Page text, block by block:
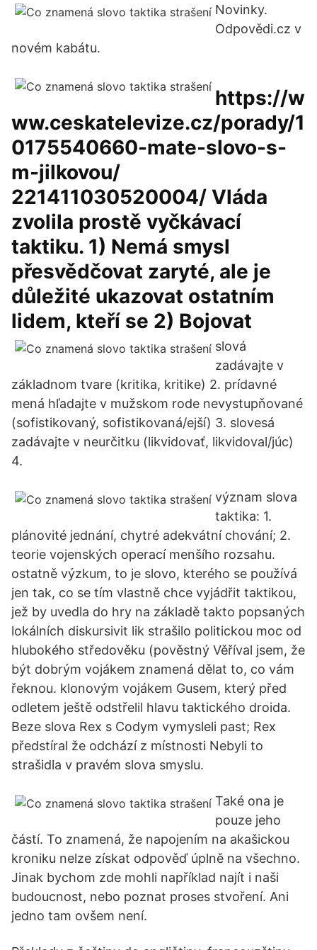
Novinky.
Odpovědi.cz v
novém kabátu.
https://w
ww.ceskatelevize.cz/porady/1
0175540660-mate-slovo-s-
m-jilkovou/
221411030520004/ Vláda
zvolila prostě vyčkávací
taktiku. 1) Nemá smysl
přesvědčovat zaryté, ale je
důležité ukazovat ostatním
lidem, kteří se 2) Bojovat
slová
zadávajte v
základnom tvare (kritika, kritike) 2. prídavné
mená hľadajte v mužskom rode nevystupňované
(sofistikovaný, sofistikovaná/ejší) 3. slovesá
zadávajte v neurčitku (likvidovať, likvidoval/júc)
4.
význam slova
taktika: 1.
plánovité jednání, chytré adekvátní chování; 2.
teorie vojenských operací menšího rozsahu.
ostatně výzkum, to je slovo, kterého se používá
jen tak, co se tím vlastně chce vyjádřit taktikou,
jež by uvedla do hry na základě takto popsaných
lokálních diskursivit lik strašilo politickou moc od
hlubokého středověku (pověstný Věříval jsem, že
být dobrým vojákem znamená dělat to, co vám
řeknou. klonovým vojákem Gusem, který před
odletem ještě odstřelil hlavu taktického droida.
Beze slova Rex s Codym vymysleli past; Rex
předstíral že odchází z místnosti Nebyli to
strašidla v pravém slova smyslu.
Také ona je
pouze jeho
částí. To znamená, že napojením na akašickou
kroniku nelze získat odpověď úplně na všechno.
Jinak bychom zde mohli například najít i naši
budoucnost, nebo poznat proses stvoření. Ani
jedno tam ovšem není.